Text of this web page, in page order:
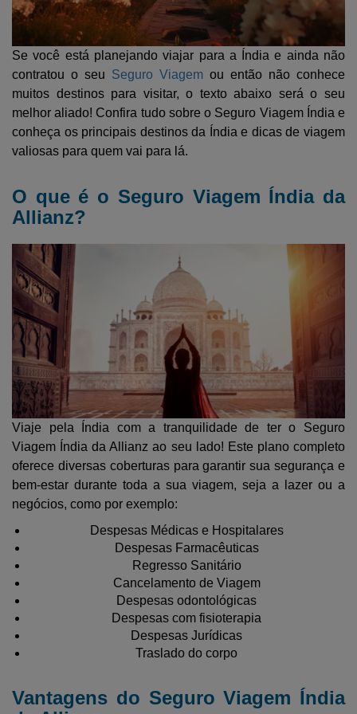
VIAGEM
SAÚDE E
CUIDADOS
ATENDIMENTO
MINHA CONTA
Se você está planejando viajar para a Índia e ainda não
contratou o seu Seguro Viagem ou então não conhece
muitos destinos para visitar, o texto abaixo será o seu
melhor aliado! Confira tudo sobre o Seguro Viagem Índia e
conheça os principais destinos da Índia e dicas de viagem
valiosas para quem vai para lá.
O que é o Seguro Viagem Índia da
Allianz?
Viaje pela Índia com a tranquilidade de ter o Seguro
Viagem Índia da Allianz ao seu lado! Este plano completo
oferece diversas coberturas para garantir sua segurança e
bem-estar durante toda a sua viagem, seja a lazer ou a
negócios, como por exemplo:
Despesas Médicas e Hospitalares
Despesas Farmacêuticas
Regresso Sanitário
Cancelamento de Viagem
Despesas odontológicas
Despesas com fisioterapia
Despesas Jurídicas
Traslado do corpo
Vantagens do Seguro Viagem Índia